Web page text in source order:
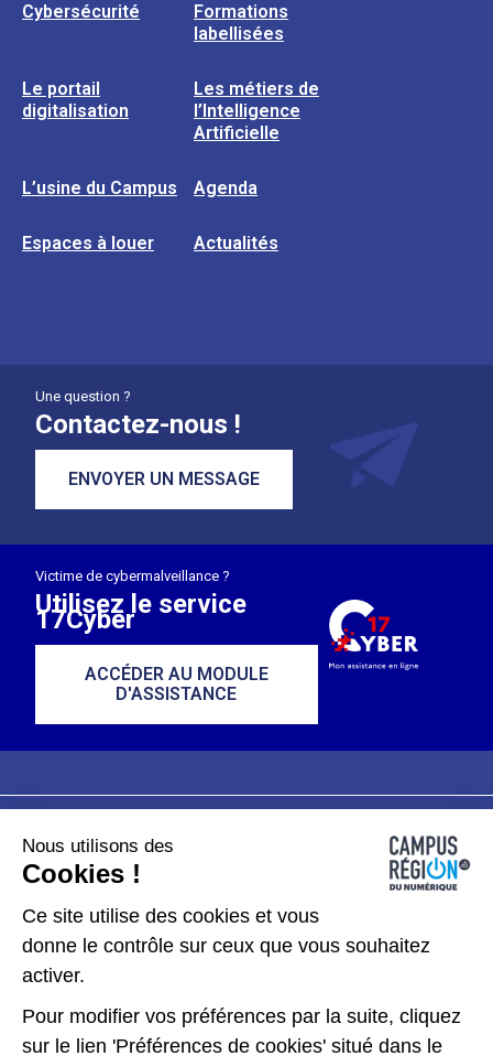
Cybersécurité
Formations
labellisées
Le portail
digitalisation
Les métiers de
l’Intelligence
Artificielle
L’usine du Campus Agenda
Espaces à louer Actualités
Une question ?
Contactez-nous !
ENVOYER UN MESSAGE
Victime de cybermalveillance ?
Utilisez le service
17Cyber
ACCÉDER AU MODULE
D'ASSISTANCE
Plan du site
Données personnelles
Gérer les cookies
Kit de communication
Nous utilisons des
Cookies !
Ce site utilise des cookies et vous
donne le contrôle sur ceux que vous souhaitez
activer.
Pour modifier vos préférences par la suite, cliquez
sur le lien 'Préférences de cookies' situé dans le